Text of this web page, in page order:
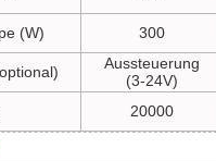
(W)
300
Aussteuerung
(3-24V)
20000